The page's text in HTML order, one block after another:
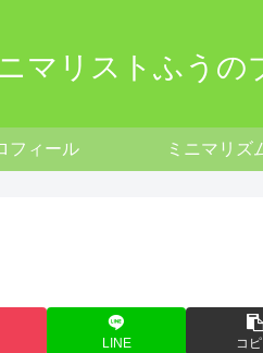
マリストふうの
フィール ミニマリズ
LINE コ